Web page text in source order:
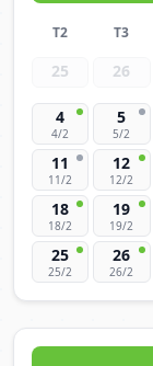
T2 T3
25 26
4
4/2
5
5/2
11
11/2
12
12/2
18
18/2
19
19/2
25
25/2
26
26/2